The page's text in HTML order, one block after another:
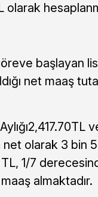
başlayan
net maaş
olarak 3 bin
1/7
almaktadır.